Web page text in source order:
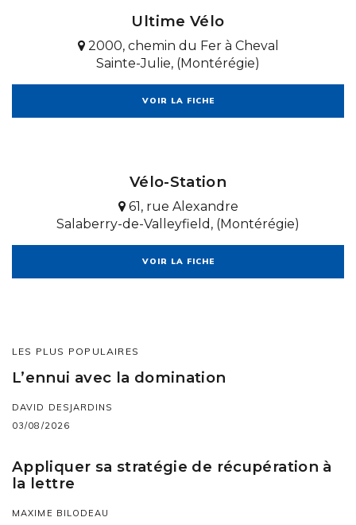
Ultime Vélo
2000, chemin du Fer à Cheval
Sainte-Julie, (Montérégie)
VOIR LA FICHE
Vélo-Station
61, rue Alexandre
Salaberry-de-Valleyfield, (Montérégie)
VOIR LA FICHE
LES PLUS POPULAIRES
L’ennui avec la domination
DAVID DESJARDINS
03/08/2026
Appliquer sa stratégie de récupération à
la lettre
MAXIME BILODEAU